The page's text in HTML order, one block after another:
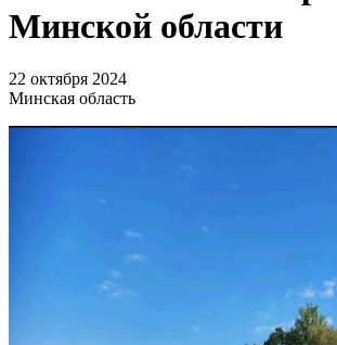
Минской области
22 октября 2024
Минская область